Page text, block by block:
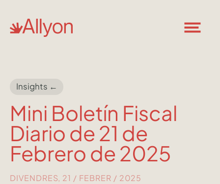
Insights ←
Mini Boletín Fiscal
Diario de 21 de
Febrero de 2025
DIVENDRES, 21 / FEBRER / 2025